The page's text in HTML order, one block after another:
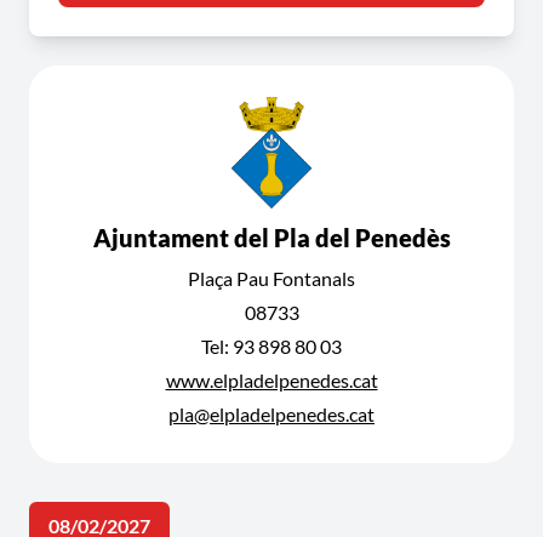
Ajuntament del Pla del Penedès
Plaça Pau Fontanals
08733
Tel: 93 898 80 03
www.elpladelpenedes.cat
pla@elpladelpenedes.cat
08/02/2027